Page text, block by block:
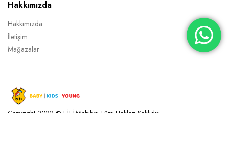
Hakkımızda
Hakkımızda
İletişim
Mağazalar
Copyright 2022 © TİTİ Mobilya Tüm Hakları Saklıdır.